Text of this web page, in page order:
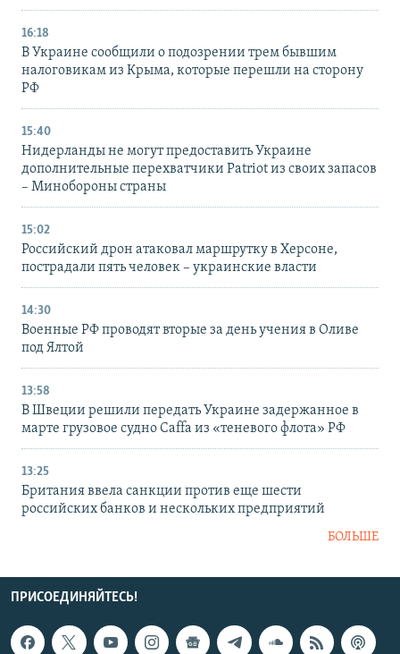
16:18
В Украине сообщили о подозрении трем бывшим
налоговикам из Крыма, которые перешли на сторону
РФ
15:40
Нидерланды не могут предоставить Украине
дополнительные перехватчики Patriot из своих запасов
– Минобороны страны
15:02
Российский дрон атаковал маршрутку в Херсоне,
пострадали пять человек – украинские власти
14:30
Военные РФ проводят вторые за день учения в Оливе
под Ялтой
13:58
В Швеции решили передать Украине задержанное в
марте грузовое судно Caffa из «теневого флота» РФ
13:25
Британия ввела санкции против еще шести
российских банков и нескольких предприятий
БОЛЬШЕ
ПРИСОЕДИНЯЙТЕСЬ!